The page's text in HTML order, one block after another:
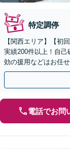
特定調停
【関西エリア】【初
実績200件以上！自
効の援用などはお任
目指します【休日・
電話でお問